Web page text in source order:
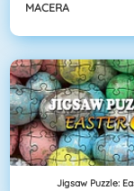
MACERA
Jigsaw Puzzle: